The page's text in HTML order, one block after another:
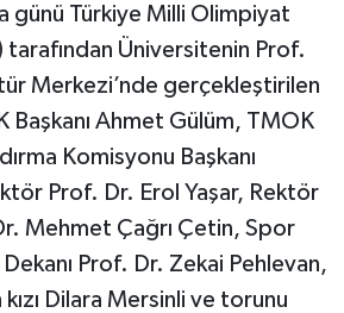
günü Türkiye Milli Olimpiyat
tarafından Üniversitenin Prof.
Merkezi’nde gerçekleştirilen
Ahmet Gülüm, TMOK
Komisyonu Başkanı
Prof. Dr. Erol Yaşar, Rektör
Mehmet Çağrı Çetin, Spor
Prof. Dr. Zekai Pehlevan,
Dilara Mersinli ve torunu